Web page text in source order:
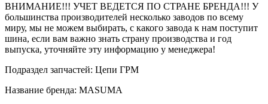
ВНИМАНИЕ!!! УЧЕТ ВЕДЕТСЯ ПО СТРАНЕ БРЕНДА!!! У
большинства производителей несколько заводов по всему
миру, мы не можем выбирать, с какого завода к нам поступит
шина, если вам важно знать страну производства и год
выпуска, уточняйте эту информацию у менеджера!
Подраздел запчастей: Цепи ГРМ
Название бренда: MASUMA